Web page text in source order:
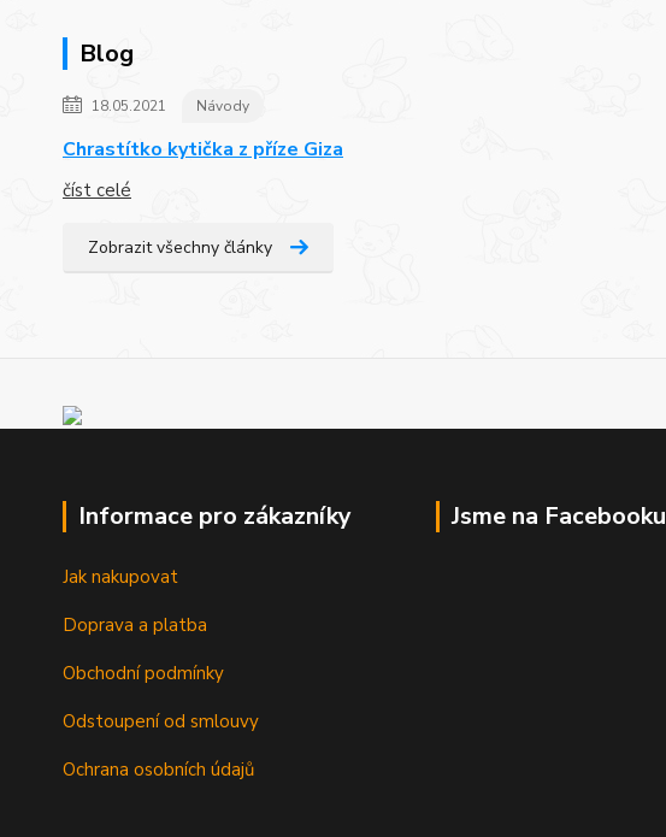
Blog
18.05.2021 Návody
Chrastítko kytička z příze Giza
číst celé
Zobrazit všechny články
Informace pro zákazníky
Jak nakupovat
Doprava a platba
Obchodní podmínky
Odstoupení od smlouvy
Ochrana osobních údajů
Jsme na Facebooku